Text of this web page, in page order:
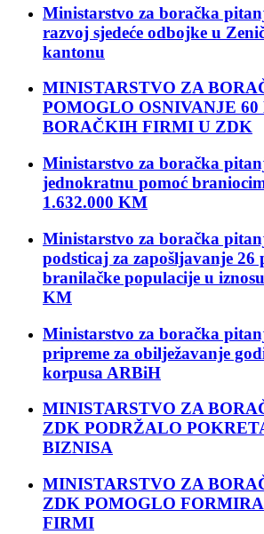
Ministarstvo za boračka
razvoj sjedeće odbojke u
kantonu
MINISTARSTVO ZA
POMOGLO OSNIVANJE
BORAČKIH FIRMI U ZDK
Ministarstvo za boračka
jednokratnu pomoć
1.632.000 KM
Ministarstvo za boračka
podsticaj za zapošljavanje
branilačke populacije u
KM
Ministarstvo za boračka
pripreme za obilježavanje
korpusa ARBiH
MINISTARSTVO ZA
ZDK PODRŽALO
BIZNISA
MINISTARSTVO ZA
ZDK POMOGLO
FIRMI